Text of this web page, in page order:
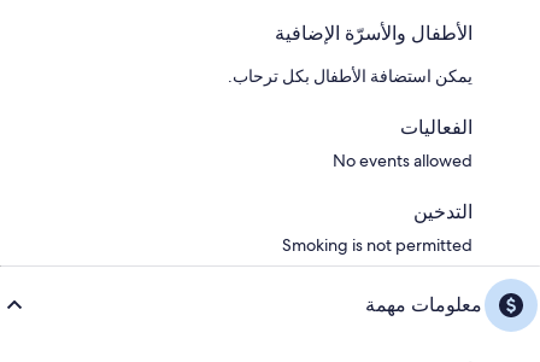
الأطفال والأسرّة الإضافية
يمكن استضافة الأطفال بكل ترحاب.
الفعاليات
No events allowed
التدخين
Smoking is not permitted
معلومات مهمة